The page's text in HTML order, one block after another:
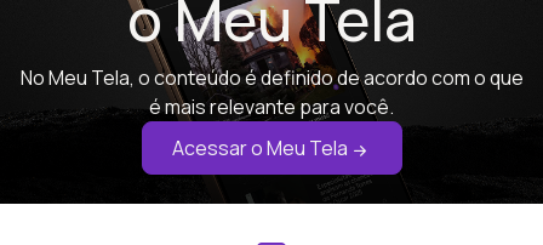
o Meu Tela
No Meu Tela, o conteúdo é definido de acordo com o que
é mais relevante para você.
Acessar o Meu Tela